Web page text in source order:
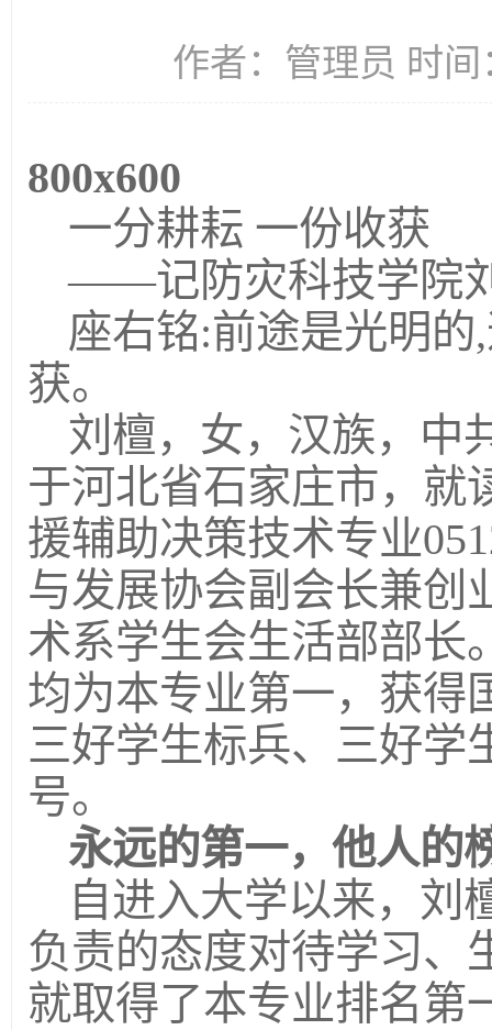
作者：管理员 时间
800x600
一分耕耘 一份收获
——记防灾科技学院
座右铭:前途是光明
获。
刘檀，女，汉族，中
于河北省石家庄市，就
援辅助决策技术专业
与发展协会副会长兼创
术系学生会生活部部长
均为本专业第一，获得
三好学生标兵、三好学
号。
永远的第一，他人的
自进入大学以来，刘
负责的态度对待学习、
就取得了本专业排名第